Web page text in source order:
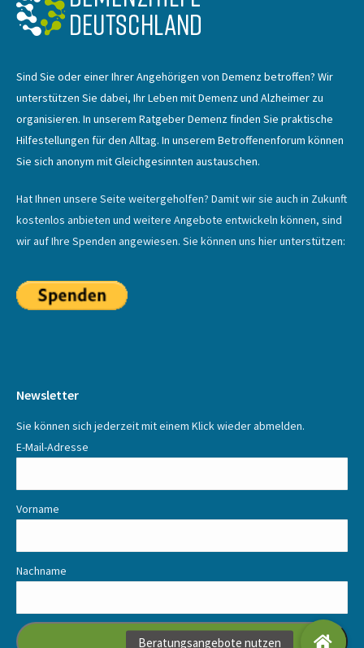
Sind Sie oder einer Ihrer Angehörigen von Demenz betroffen? Wir
unterstützen Sie dabei, Ihr Leben mit Demenz und Alzheimer zu
organisieren. In unserem Ratgeber Demenz finden Sie praktische
Hilfestellungen für den Alltag. In unserem Betroffenenforum können
Sie sich anonym mit Gleichgesinnten austauschen.
Hat Ihnen unsere Seite weitergeholfen? Damit wir sie auch in Zukunft
kostenlos anbieten und weitere Angebote entwickeln können, sind
wir auf Ihre Spenden angewiesen. Sie können uns hier unterstützen:
Newsletter
Sie können sich jederzeit mit einem Klick wieder abmelden.
E-Mail-Adresse
Vorname
Nachname